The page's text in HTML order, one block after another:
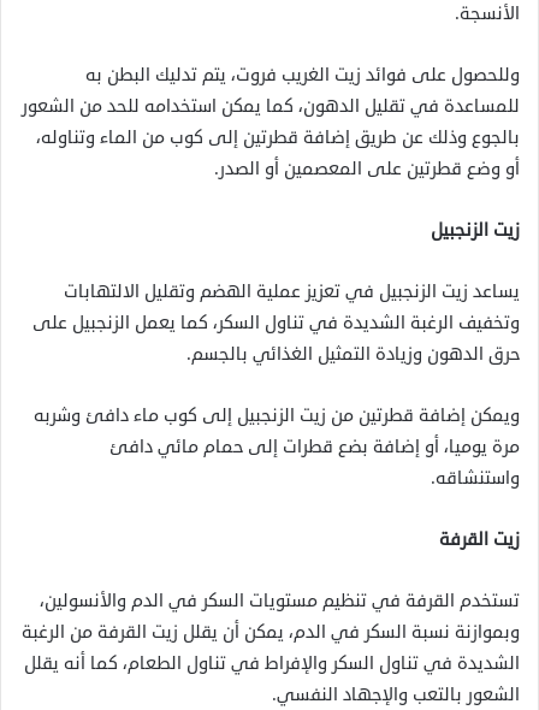
الأنسجة.
وللحصول على فوائد زيت الغريب فروت، يتم تدليك البطن به
للمساعدة في تقليل الدهون، كما يمكن استخدامه للحد من الشعور
بالجوع وذلك عن طريق إضافة قطرتين إلى كوب من الماء وتناوله،
أو وضع قطرتين على المعصمين أو الصدر.
زيت الزنجبيل
يساعد زيت الزنجبيل في تعزيز عملية الهضم وتقليل الالتهابات
وتخفيف الرغبة الشديدة في تناول السكر، كما يعمل الزنجبيل على
حرق الدهون وزيادة التمثيل الغذائي بالجسم.
ويمكن إضافة قطرتين من زيت الزنجبيل إلى كوب ماء دافئ وشربه
مرة يوميا، أو إضافة بضع قطرات إلى حمام مائي دافئ
واستنشاقه.
زيت القرفة
تستخدم القرفة في تنظيم مستويات السكر في الدم والأنسولين،
وبموازنة نسبة السكر في الدم، يمكن أن يقلل زيت القرفة من الرغبة
الشديدة في تناول السكر والإفراط في تناول الطعام، كما أنه يقلل
الشعور بالتعب والإجهاد النفسي.